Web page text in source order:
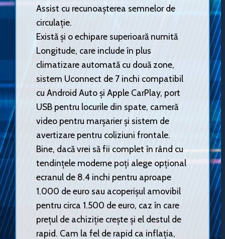
Assist cu recunoașterea semnelor de
circulație.
Există și o echipare superioară numită
Longitude, care include în plus
climatizare automată cu două zone,
sistem Uconnect de 7 inchi compatibil
cu Android Auto și Apple CarPlay, port
USB pentru locurile din spate, cameră
video pentru marșarier și sistem de
avertizare pentru coliziuni frontale.
Bine, dacă vrei să fii complet în rând cu
tendințele moderne poți alege opțional
ecranul de 8.4 inchi pentru aproape
1.000 de euro sau acoperișul amovibil
pentru circa 1.500 de euro, caz în care
prețul de achiziție crește și el destul de
rapid. Cam la fel de rapid ca inflația,